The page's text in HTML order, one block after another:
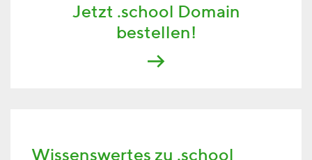
Jetzt .school Domain
bestellen!
Wissenswertes zu .school